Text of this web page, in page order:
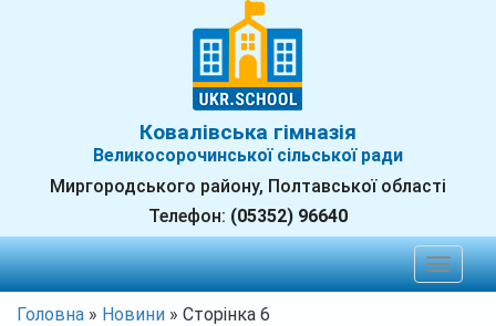
Ковалівська гімназія
Великосорочинської сільської ради
Миргородського району, Полтавської області
Телефон: (05352) 96640
Toggle
Головна » Новини » Сторінка 6